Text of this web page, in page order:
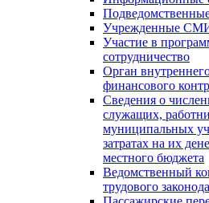
Учрежденные
Участие в
сотрудничество
Орган
финансового
Сведения о
служащих,
муниципальных
затратах на их
местного бюджета
Ведомственный
трудового